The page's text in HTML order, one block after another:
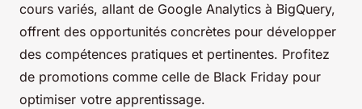
cours variés, allant de Google Analytics à BigQuery,
offrent des opportunités concrètes pour développer
des compétences pratiques et pertinentes. Profitez
de promotions comme celle de Black Friday pour
optimiser votre apprentissage.